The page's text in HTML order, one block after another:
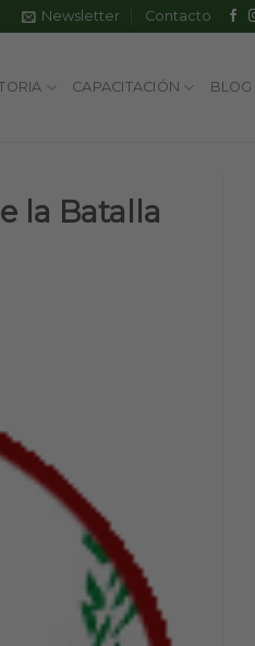
Newsletter Contacto
CAPACITACIÓN BLOG
la Batalla